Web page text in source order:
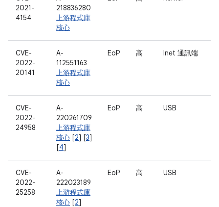
2021-
4154
218836280
上游程式庫
核心
CVE-
2022-
20141
A-
112551163
上游程式庫
核心
EoP 高 Inet 通訊端
CVE-
2022-
24958
A-
220261709
上游程式庫
核心 [2] [3]
[4]
EoP 高 USB
CVE-
2022-
25258
A-
222023189
上游程式庫
核心 [2]
EoP 高 USB